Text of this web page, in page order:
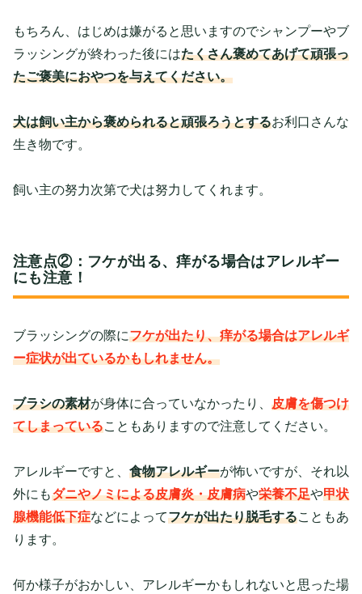
もちろん、はじめは嫌がると思いますのでシャンプーやブ
ラッシングが終わった後にはたくさん褒めてあげて頑張っ
たご褒美におやつを与えてください。
犬は飼い主から褒められると頑張ろうとするお利口さんな
生き物です。
飼い主の努力次第で犬は努力してくれます。
注意点②：フケが出る、痒がる場合はアレルギー
にも注意！
ブラッシングの際にフケが出たり、痒がる場合はアレルギ
ー症状が出ているかもしれません。
ブラシの素材が身体に合っていなかったり、 皮膚を傷つけ
てしまっていることもありますので注意してください。
アレルギーですと、 食物アレルギーが怖いですが、それ以
外にもダニやノミによる皮膚炎・皮膚病や栄養不足や甲状
腺機能低下症などによってフケが出たり脱毛することもあ
ります。
何か様子がおかしい、アレルギーかもしれないと思った場